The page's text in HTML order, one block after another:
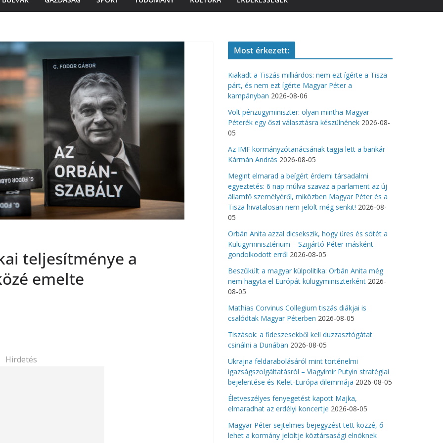
teljesítménye a
emelte
Hirdetés
Most érkezett:
Kiakadt a Tiszás milliárdos: nem ezt ígérte a Tisza
párt, és nem ezt ígérte Magyar Péter a
kampányban 2026-08-06
Volt pénzügyminiszter: olyan mintha Magyar
Péterék egy őszi választásra készülnének 2026-08-
05
Az IMF kormányzótanácsának tagja lett a bankár
Kármán András 2026-08-05
Megint elmarad a beígért érdemi társadalmi
egyeztetés: 6 nap múlva szavaz a parlament az új
államfő személyéről, miközben Magyar Péter és a
Tisza hivatalosan nem jelölt még senkit! 2026-08-
05
Orbán Anita azzal dicsekszik, hogy üres és sötét a
Külügyminisztérium – Szijjártó Péter másként
gondolkodott erről 2026-08-05
Beszűkült a magyar külpolitika: Orbán Anita még
nem hagyta el Európát külügyminiszterként 2026-
08-05
Mathias Corvinus Collegium tiszás diákjai is
csalódtak Magyar Péterben 2026-08-05
Tiszások: a fideszesekből kell duzzasztógátat
csinálni a Dunában 2026-08-05
Ukrajna feldarabolásáról mint történelmi
igazságszolgáltatásról – Vlagyimir Putyin stratégiai
bejelentése és Kelet-Európa dilemmája 2026-08-05
Életveszélyes fenyegetést kapott Majka,
elmaradhat az erdélyi koncertje 2026-08-05
Magyar Péter sejtelmes bejegyzést tett közzé, ő
lehet a kormány jelöltje köztársasági elnöknek